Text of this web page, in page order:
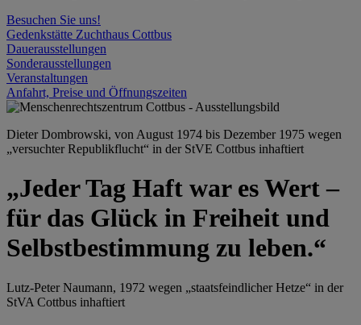
Besuchen Sie uns!
Gedenkstätte Zuchthaus Cottbus
Dauerausstellungen
Sonderausstellungen
Veranstaltungen
Anfahrt, Preise und Öffnungszeiten
Dieter Dombrowski, von August 1974 bis Dezember 1975 wegen
„versuchter Republikflucht“ in der StVE Cottbus inhaftiert
„Jeder Tag Haft war es Wert –
für das Glück in Freiheit und
Selbstbestimmung zu leben.“
Lutz-Peter Naumann, 1972 wegen „staatsfeindlicher Hetze“ in der
StVA Cottbus inhaftiert